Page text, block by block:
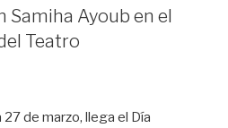
Samiha Ayoub en el
Teatro
de marzo, llega el Día